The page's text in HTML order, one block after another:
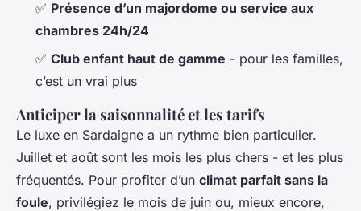
✅ Présence d’un majordome ou service aux
chambres 24h/24
✅ Club enfant haut de gamme - pour les familles,
c’est un vrai plus
Anticiper la saisonnalité et les tarifs
Le luxe en Sardaigne a un rythme bien particulier.
Juillet et août sont les mois les plus chers - et les plus
fréquentés. Pour profiter d’un climat parfait sans la
foule, privilégiez le mois de juin ou, mieux encore,